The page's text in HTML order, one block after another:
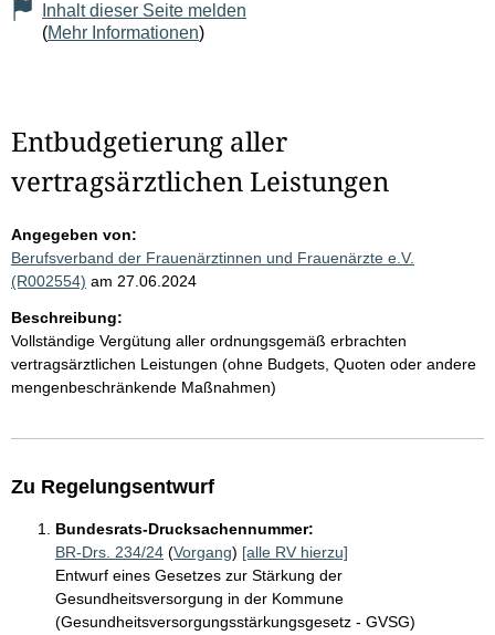
Inhalt dieser Seite melden
(Mehr Informationen)
Entbudgetierung aller
vertragsärztlichen Leistungen
Angegeben von:
Berufsverband der Frauenärztinnen und Frauenärzte e.V.
(R002554) am 27.06.2024
Beschreibung:
Vollständige Vergütung aller ordnungsgemäß erbrachten
vertragsärztlichen Leistungen (ohne Budgets, Quoten oder andere
mengenbeschränkende Maßnahmen)
Zu Regelungsentwurf
Bundesrats-Drucksachennummer:
BR-Drs. 234/24 (Vorgang) [alle RV hierzu]
Entwurf eines Gesetzes zur Stärkung der
Gesundheitsversorgung in der Kommune
(Gesundheitsversorgungsstärkungsgesetz - GVSG)